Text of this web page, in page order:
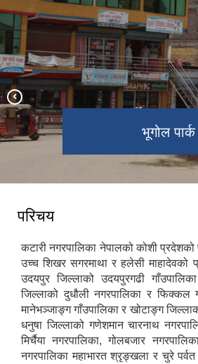
भूगोल
मिति २०७९/०२/१६
जनप्रतिनिधि
ग्रहण
कटारी
नव-निर्वाचित
परिचय
कटारी नगरपालिका नेपालको कोशी
उच्च शिखर सगरमाथा र हलेसी माहादेवको
उदयपुर जिल्लाको उदयपुरगढी
जिल्लाको दुधौली नगरपालिका र फिक्कल
मानेभञ्जाङ्ग गाँउपालिका र खोटाङ्ग
धनुषा जिल्लाको गणेशमान चारनाथ
मिर्चैया नगरपालिका, गोलबजार
नगरपालिका महाभारत श्रृङ्खला र चुरे